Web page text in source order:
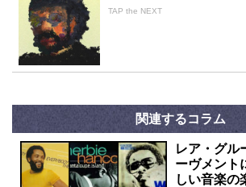
TAP the NEXT
関連するコラム
レア・グル
ーヴメント
しい音楽の